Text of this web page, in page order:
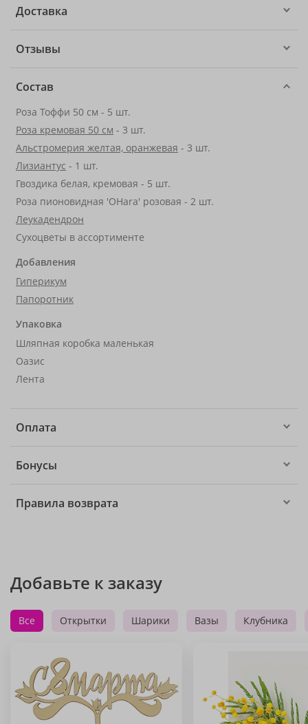
Доставка
Отзывы
Состав
Роза Тоффи 50 см - 5 шт.
Роза кремовая 50 см - 3 шт.
Альстромерия желтая, оранжевая - 3 шт.
Лизиантус - 1 шт.
Гвоздика белая, кремовая - 5 шт.
Роза пионовидная 'OHara' розовая - 2 шт.
Леукадендрон
Сухоцветы в ассортименте
Добавления
Гиперикум
Папоротник
Упаковка
Шляпная коробка маленькая
Оазис
Лента
Оплата
Бонусы
Правила возврата
Добавьте к заказу
Все Открытки Шарики Вазы Клубника